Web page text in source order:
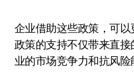
企业借助这些政策，可以
政策的支持不仅带来直
业的市场竞争力和抗风险